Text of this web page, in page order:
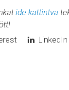
ide kattintva
LinkedIn